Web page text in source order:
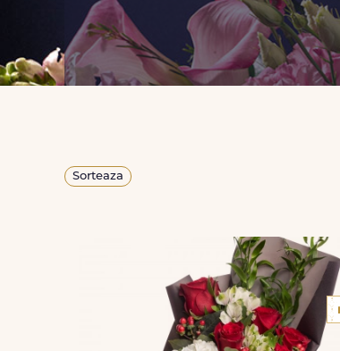
Sorteaza